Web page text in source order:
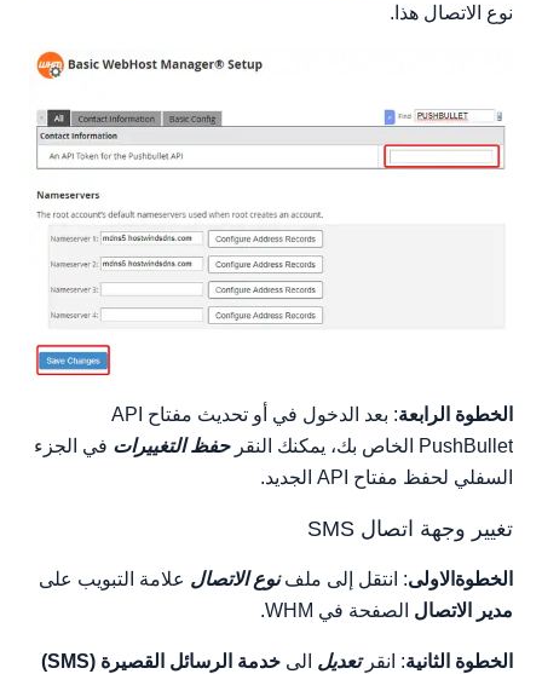
نوع الاتصال هذا.
الخطوة الرابعة
: بعد الدخول في أو تحديث مفتاح API
PushBullet الخاص بك، يمكنك النقر
حفظ التغييرات في الجزء
السفلي لحفظ مفتاح API الجديد.
تغيير وجهة اتصال SMS
الخطوةالاولى: انتقل إلى ملفنوع الاتصال علامة التبويب على
مدير الاتصال الصفحة في WHM.
الخطوة الثانية: انقرتعديل الى خدمة الرسائل القصيرة (SMS)